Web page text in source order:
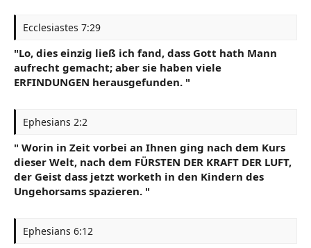
Ecclesiastes 7:29
"Lo, dies einzig ließ ich fand, dass Gott hath Mann
aufrecht gemacht; aber sie haben viele
ERFINDUNGEN herausgefunden. "
Ephesians 2:2
" Worin in Zeit vorbei an Ihnen ging nach dem Kurs
dieser Welt, nach dem FÜRSTEN DER KRAFT DER LUFT,
der Geist dass jetzt worketh in den Kindern des
Ungehorsams spazieren. "
Ephesians 6:12